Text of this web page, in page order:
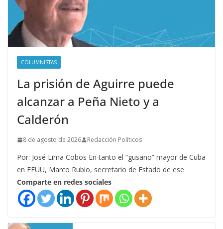
COLUMNISTAS
La prisión de Aguirre puede
alcanzar a Peña Nieto y a
Calderón
8 de agosto de 2026 Redacción Políticos
Por: José Lima Cobos En tanto el “gusano” mayor de Cuba
en EEUU, Marco Rubio, secretario de Estado de ese
Comparte en redes sociales